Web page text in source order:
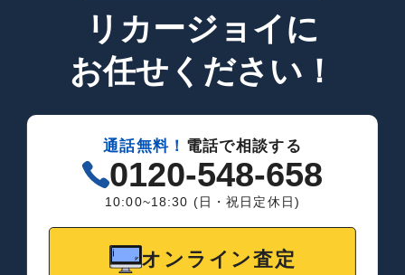
リカージョイに
お任せください！
通話無料！ 電話で相談する
0120-548-658
10:00~18:30 (日・祝日定休日)
オンライン査定